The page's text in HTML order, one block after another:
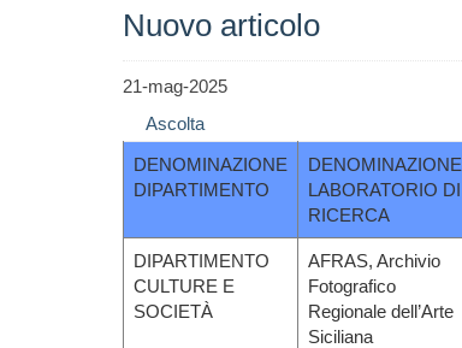
Nuovo articolo
21-mag-2025
Ascolta
DENOMINAZIONE
DIPARTIMENTO
DENOMINAZIONE
LABORATORIO DI
RICERCA
DIPARTIMENTO
CULTURE E
SOCIETÀ
AFRAS, Archivio
Fotografico
Regionale dell’Arte
Siciliana